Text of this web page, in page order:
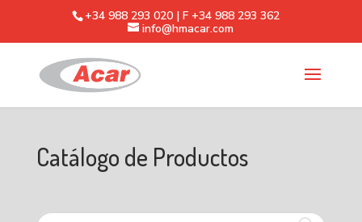
+34 988 293 020 | F +34 988 293 362
info@hmacar.com
Catálogo de Productos